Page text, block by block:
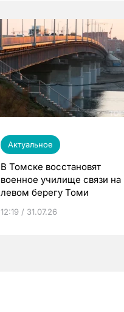
Актуальное
В Томске восстановят
военное училище связи на
левом берегу Томи
12:19 / 31.07.26